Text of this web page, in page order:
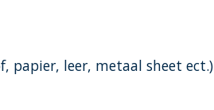
papier, leer, metaal sheet ect.)